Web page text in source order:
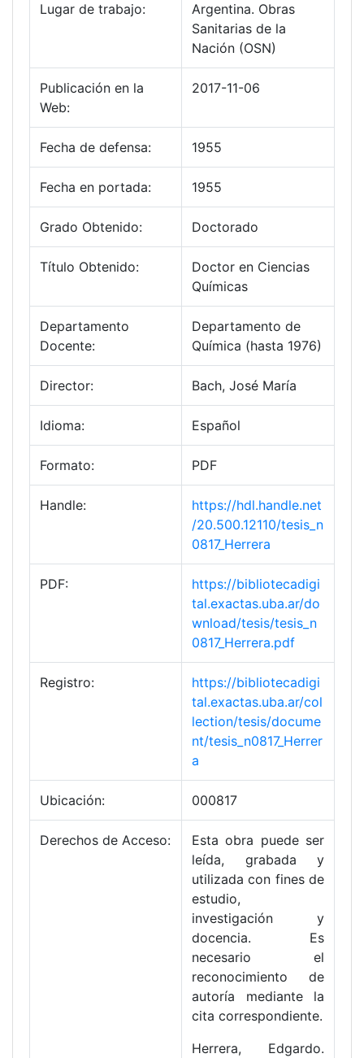
Lugar de trabajo:
Argentina. Obras
Sanitarias de la
Nación (OSN)
Publicación en la
Web:
2017-11-06
Fecha de defensa: 1955
Fecha en portada: 1955
Grado Obtenido: Doctorado
Título Obtenido:
Doctor en Ciencias
Químicas
Departamento
Docente:
Departamento de
Química (hasta 1976)
Director: Bach, José María
Idioma: Español
Formato: PDF
Handle:
https://hdl.handle.net
/20.500.12110/tesis_n
0817_Herrera
PDF:
https://bibliotecadigi
tal.exactas.uba.ar/do
wnload/tesis/tesis_n
0817_Herrera.pdf
Registro:
https://bibliotecadigi
tal.exactas.uba.ar/col
lection/tesis/docume
nt/tesis_n0817_Herrer
a
Ubicación: 000817
Derechos de Acceso:
Esta obra puede ser
leída, grabada y
utilizada con fines de
estudio,
investigación y
docencia. Es
necesario el
reconocimiento de
autoría mediante la
cita correspondiente.
Herrera, Edgardo.